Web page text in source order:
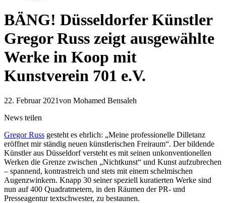
BÄNG! Düsseldorfer Künstler
Gregor Russ zeigt ausgewählte
Werke in Koop mit
Kunstverein 701 e.V.
22. Februar 2021von Mohamed Bensaleh
News teilen
Gregor Russ gesteht es ehrlich: „Meine professionelle Dilletanz
eröffnet mir ständig neuen künstlerischen Freiraum“. Der bildende
Künstler aus Düsseldorf versteht es mit seinen unkonventionellen
Werken die Grenze zwischen „Nichtkunst“ und Kunst aufzubrechen
– spannend, kontrastreich und stets mit einem schelmischen
Augenzwinkern. Knapp 30 seiner speziell kuratierten Werke sind
nun auf 400 Quadratmetern, in den Räumen der PR- und
Presseagentur textschwester, zu bestaunen.